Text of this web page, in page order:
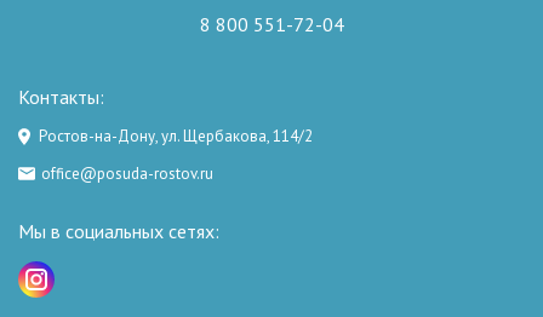
8 800 551-72-04
Контакты:
Ростов-на-Дону, ул. Щербакова, 114/2
office@posuda-rostov.ru
Мы в социальных сетях: